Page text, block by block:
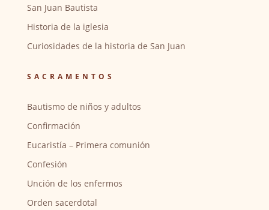
San Juan Bautista
Historia de la iglesia
Curiosidades de la historia de San Juan
SACRAMENTOS
Bautismo de niños y adultos
Confirmación
Eucaristía – Primera comunión
Confesión
Unción de los enfermos
Orden sacerdotal